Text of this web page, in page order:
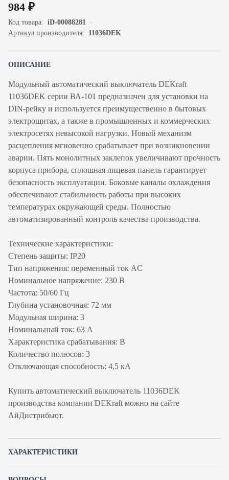
984 ₽
Код товара: iD-00088281
Артикул производителя: 11036DEK
ОПИСАНИЕ
Модульный автоматический выключатель DEKraft
11036DEK серии ВА-101 предназначен для установки на
DIN-рейку и используется преимущественно в бытовых
электрощитах, а также в промышленных и коммерческих
электросетях невысокой нагрузки. Новый механизм
расцепления мгновенно срабатывает при возникновении
аварии. Пять монолитных заклепок увеличивают прочность
корпуса прибора, сплошная лицевая панель гарантирует
безопасность эксплуатации. Боковые каналы охлаждения
обеспечивают стабильность работы при высоких
температурах окружающей среды. Полностью
автоматизированный контроль качества производства.
Технические характеристики:
Степень защиты: IP20
Тип напряжения: переменный ток AC
Номинальное напряжение: 230 В
Частота: 50/60 Гц
Глубина установочная: 72 мм
Модульная ширина: 3
Номинальный ток: 63 А
Характеристика срабатывания: B
Количество полюсов: 3
Отключающая способность: 4,5 кА
Купить автоматический выключатель 11036DEK
производства компании DEKraft можно на сайте
АйДистрибьют.
ХАРАКТЕРИСТИКИ